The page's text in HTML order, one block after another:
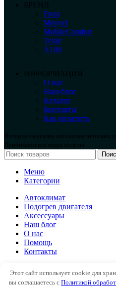
БРЕНД
Frost
Meyvel
MobileComfort
Telair
А100
ИНФОРМАЦИЯ
О нас
Наш блог
Каталог
Контакты
Как оплатить
Интернет-магазин автоклиматических
Принимаем все виды оплаты.
Меню
Категории
Автоклимат
Подогрев двигателя
Аксессуары
Наш блог
О нас
Помощь
Контакты
Подогрев двигателя
Аксессуары
Этот сайт использует cookie для
вы соглашаетесь сПолитикой